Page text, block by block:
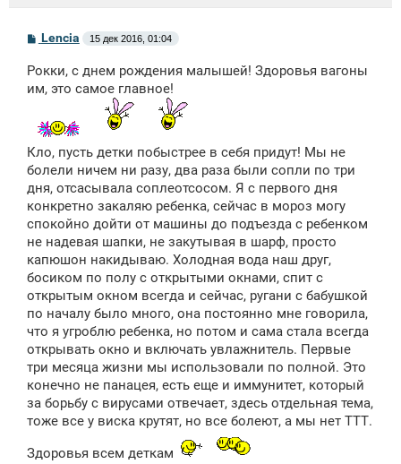
С
б
щ
и
е
Lencia 15 дек 2016, 01:04
Рокки, с днем рождения малышей! Здоровья вагоны
им, это самое главное!
Кло, пусть детки побыстрее в себя придут! Мы не
болели ничем ни разу, два раза были сопли по три
дня, отсасывала соплеотсосом. Я с первого дня
конкретно закаляю ребенка, сейчас в мороз могу
спокойно дойти от машины до подъезда с ребенком
не надевая шапки, не закутывая в шарф, просто
капюшон накидываю. Холодная вода наш друг,
босиком по полу с открытыми окнами, спит с
открытым окном всегда и сейчас, ругани с бабушкой
по началу было много, она постоянно мне говорила,
что я угроблю ребенка, но потом и сама стала всегда
открывать окно и включать увлажнитель. Первые
три месяца жизни мы использовали по полной. Это
конечно не панацея, есть еще и иммунитет, который
за борьбу с вирусами отвечает, здесь отдельная тема,
тоже все у виска крутят, но все болеют, а мы нет ТТТ.
Здоровья всем деткам